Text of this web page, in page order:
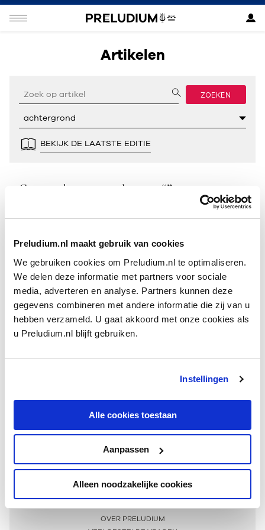
Preludium.nl maakt gebruik van cookies
We gebruiken cookies om Preludium.nl te optimaliseren.
We delen deze informatie met partners voor sociale
media, adverteren en analyse. Partners kunnen deze
gegevens combineren met andere informatie die zij van u
hebben verzameld. U gaat akkoord met onze cookies als
u Preludium.nl blijft gebruiken.
Instellingen
Alle cookies toestaan
Aanpassen
Alleen noodzakelijke cookies
Artikelen
ZOEKEN
BEKIJK DE LAATSTE EDITIE
Geen resultaten gevonden voor “”.
Meer informatie
OVER PRELUDIUM